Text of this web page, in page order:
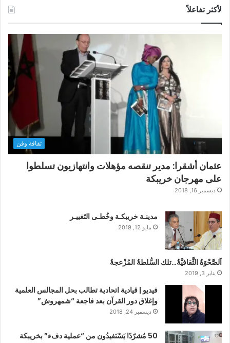
لأكثر تفاعلاً
ثقافة وفن
عثمان أشقرا: مدير تنقصه مؤهلات وانتهازيون تسلطوا
على مهرجان خريبكة
ديسمبر 16, 2018
مدينـة خريبكـة وخُطـى التَغييـر
مايو 12, 2019
اَلصَّحْوَةُ الثَّقافيَّةُ…تلك السُّلطةُ المُزْعجةُ
يناير 3, 2019
فيديو | قيادية اتحادية تطالب بحل المجالس العلمية
وإغلاق دور القرآن بعد فاجعة “شمهروش”
ديسمبر 24, 2018
50 مُشرّدًا يَسْتَفيدُون من “عملية دفء” بخريبكة